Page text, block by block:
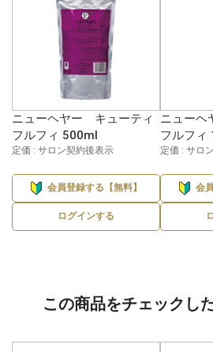
ニューヘヤー キューティ
フルフィ 500ml
定価 : サロン契約後表示
会員登録する【無料】
ログインする
ニュー
フルフィ
定価 : サロ
会
この商品をチェックし